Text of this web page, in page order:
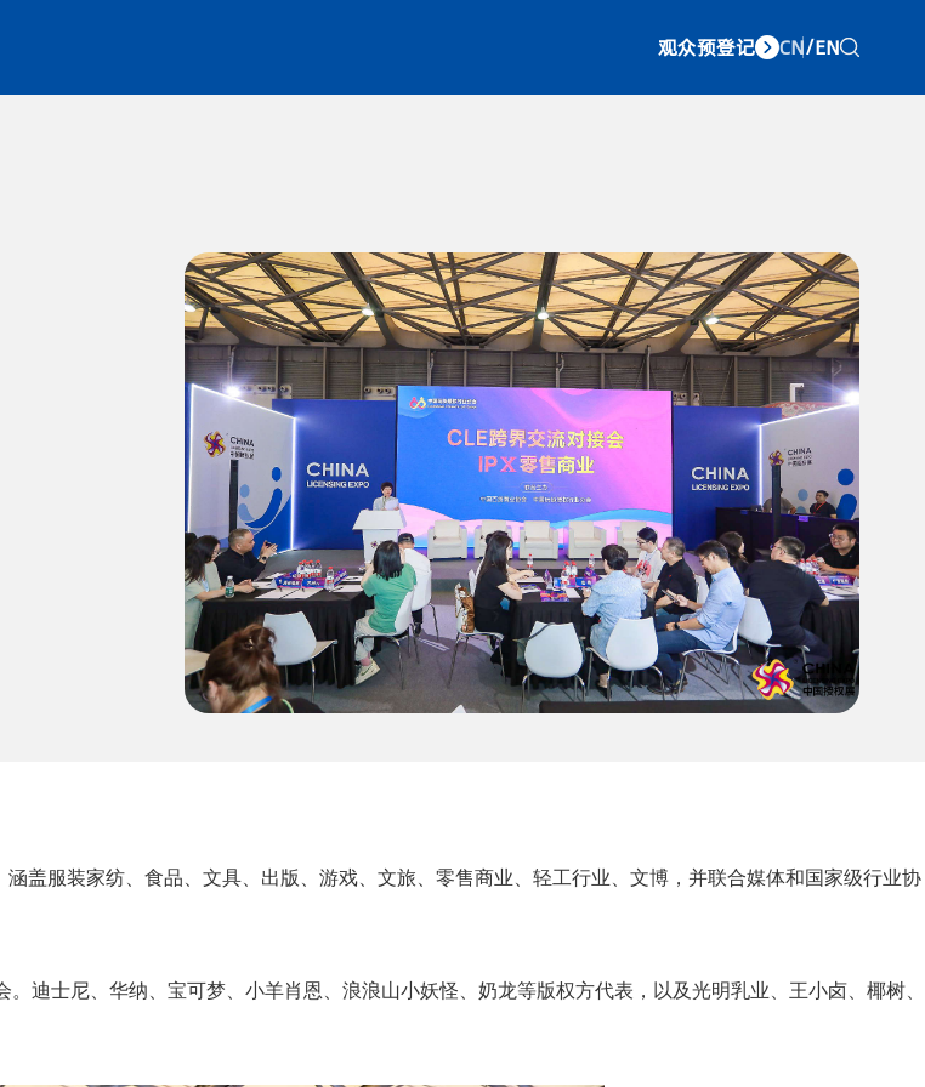
观众预登记 CN/EN
盖服装家纺、食品、文具、出版、游戏、文旅、零售商业、轻工行业、文博，并联合媒体和国家级行业协
迪士尼、华纳、宝可梦、小羊肖恩、浪浪山小妖怪、奶龙等版权方代表，以及光明乳业、王小卤、椰树、